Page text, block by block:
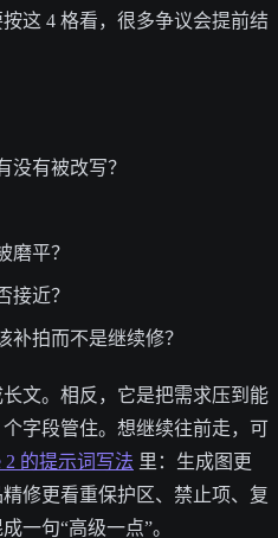
这 4 格看，很多争议会提前结
没有被改写？
磨平？
接近？
补拍而不是继续修？
文。相反，它是把需求压到能
字段管住。想继续往前走，可
2 的提示词写法 里：生成图更
修更看重保护区、禁止项、复
一句“高级一点”。